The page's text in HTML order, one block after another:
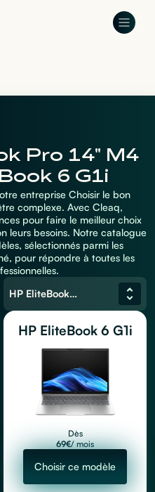
Pro 14" M4
6 G1i
entreprise Choisir le bon
complexe. Avec Cleaq,
pour faire le meilleur choix
leurs besoins. Notre catalogue
sélectionnés parmi les
pour répondre à toutes les
HP EliteBook 6 G1i
HP EliteBook 6 G1i
Dès
69€/ mois
Choisir ce modèle